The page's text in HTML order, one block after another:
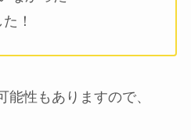
！
性もありますので、